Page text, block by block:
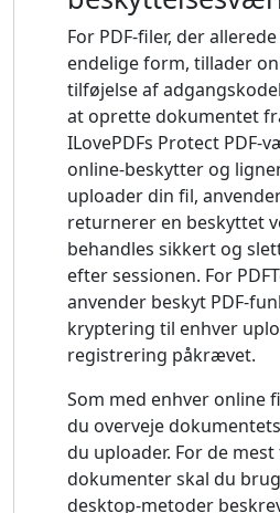
For PDF-filer, der
endelige form, tillader
tilføjelse af
at oprette dokumentet
ILovePDFs Protect PDF-
online-beskytter og
uploader din fil,
returnerer en beskyttet
behandles sikkert og
efter sessionen. For
anvender beskyt PDF-
kryptering til enhver
registrering påkrævet.
Som med enhver online
du overveje
du uploader. For de
dokumenter skal du
desktop-metoder